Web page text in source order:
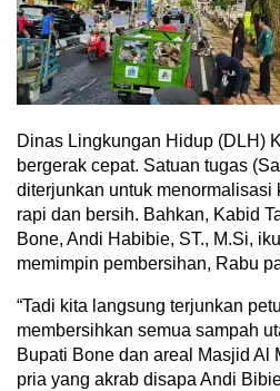
Dinas Lingkungan Hidup (DLH)
bergerak cepat. Satuan tugas
diterjunkan untuk menormalisasi
rapi dan bersih. Bahkan, Kabid
Bone, Andi Habibie, ST., M.Si,
memimpin pembersihan, Rabu
“Tadi kita langsung terjunkan
membersihkan semua sampah
Bupati Bone dan areal Masjid Al
pria yang akrab disapa Andi